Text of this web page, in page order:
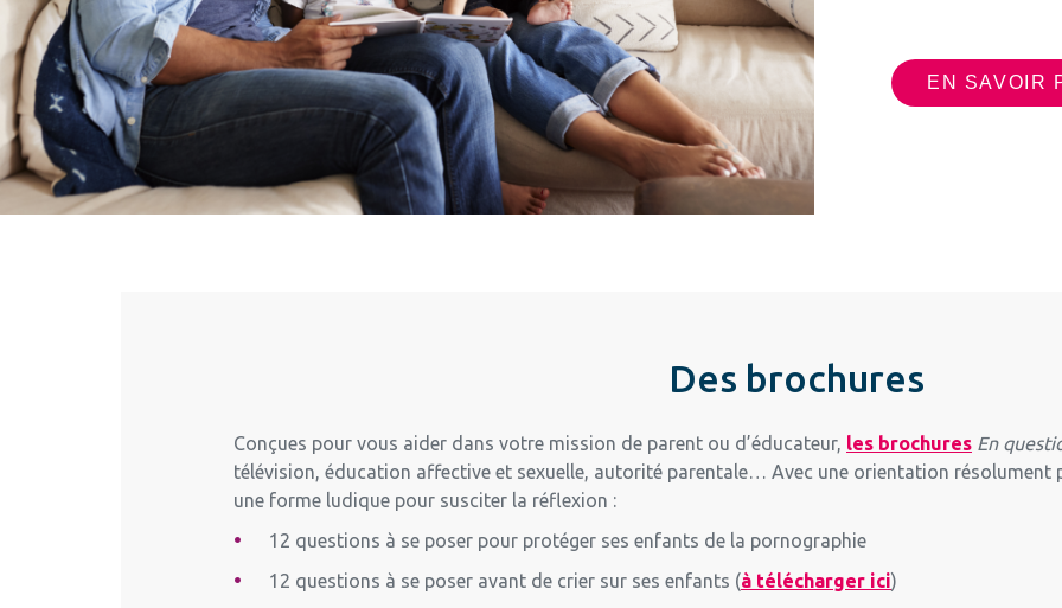
EN SAVOIR
Des brochures
Conçues pour vous aider dans votre mission de parent ou d’éducateur, les brochures En
télévision, éducation affective et sexuelle, autorité parentale… Avec une orientation résolument
une forme ludique pour susciter la réflexion :
12 questions à se poser pour protéger ses enfants de la pornographie
12 questions à se poser avant de crier sur ses enfants (à télécharger ici)